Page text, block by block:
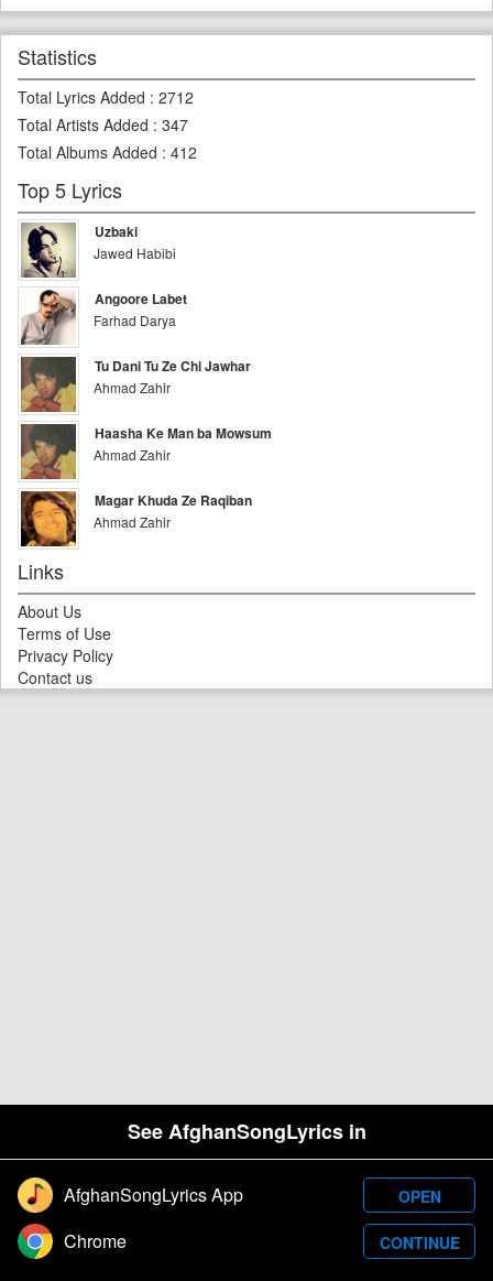
See AfghanSongLyrics in
AfghanSongLyrics App OPEN
Chrome CONTINUE
Statistics
Total Lyrics Added : 2712
Total Artists Added : 347
Total Albums Added : 412
Top 5 Lyrics
Uzbaki
Jawed Habibi
Angoore Labet
Farhad Darya
Tu Dani Tu Ze Chi Jawhar
Ahmad Zahir
Haasha Ke Man ba Mowsum
Ahmad Zahir
Magar Khuda Ze Raqiban
Ahmad Zahir
Links
About Us
Terms of Use
Privacy Policy
Contact us
Designed and developed by Samim Wafa. Â© 2026